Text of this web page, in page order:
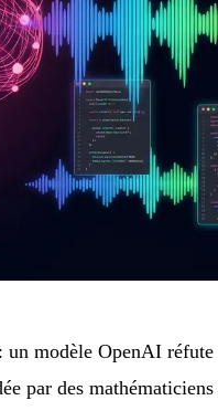
modèle OpenAI réfute
par des